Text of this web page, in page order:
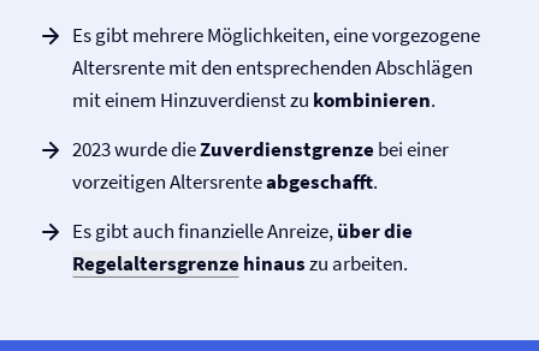
Es gibt mehrere Möglichkeiten, eine vorgezogene
Altersrente mit den entsprechenden Abschlägen
mit einem Hinzuverdienst zu kombinieren.
2023 wurde dieZuverdienstgrenzebei einer
vorzeitigen Altersrenteabgeschafft.
Es gibt auch finanzielle Anreize,über die
Regelaltersgrenzehinauszu arbeiten.